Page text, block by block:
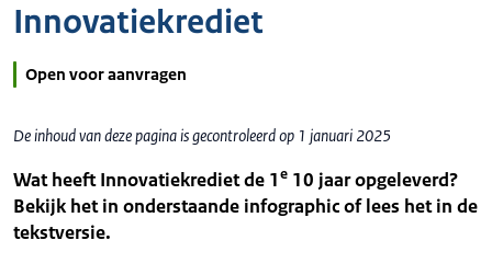
Innovatiekrediet
Open voor aanvragen
De inhoud van deze pagina is gecontroleerd op 1 januari 2025
Wat heeft Innovatiekrediet de 1e 10 jaar opgeleverd?
Bekijk het in onderstaande infographic of lees het in de
tekstversie.